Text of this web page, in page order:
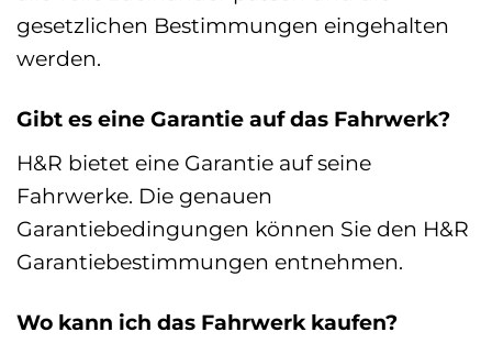
gesetzlichen Bestimmungen eingehalten
werden.
Gibt es eine Garantie auf das Fahrwerk?
H&R bietet eine Garantie auf seine
Fahrwerke. Die genauen
Garantiebedingungen können Sie den H&R
Garantiebestimmungen entnehmen.
Wo kann ich das Fahrwerk kaufen?